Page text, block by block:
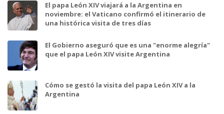
El papa León XIV viajará a la Argentina en
noviembre: el Vaticano confirmó el itinerario de
una histórica visita de tres días
El Gobierno aseguró que es una "enorme alegría"
que el papa León XIV visite Argentina
Cómo se gestó la visita del papa León XIV a la
Argentina